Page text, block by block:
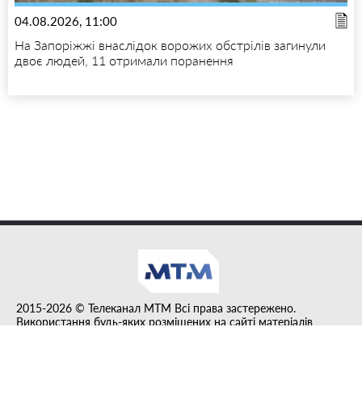
04.08.2026, 11:00
На Запоріжжі внаслідок ворожих обстрілів загинули
двоє людей, 11 отримали поранення
2015-2026 © Телеканал MTM Всі права застережено.
Використання будь-яких розміщених на сайті матеріалів